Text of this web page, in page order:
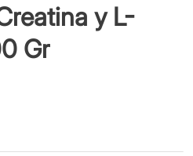
y L-
Gr